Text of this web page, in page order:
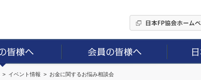
イベント情報 お金に関するお悩み相談会